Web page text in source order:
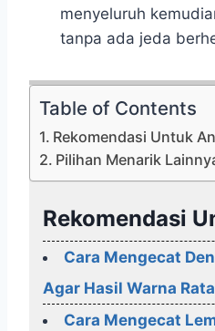
menyeluruh
tanpa ada jeda
Table of Contents
Rekomendasi Untuk
Pilihan Menarik
Rekomendasi
Cara Mengecat
Agar Hasil Warna
Cara Mengecat